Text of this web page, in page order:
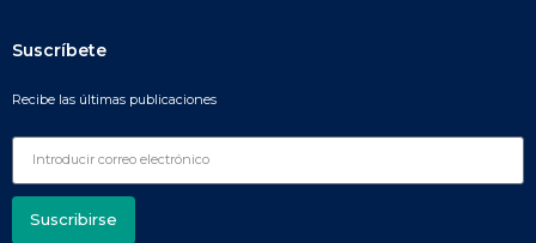
Suscríbete
Recibe las últimas publicaciones
Suscribirse